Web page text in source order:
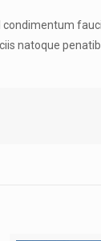
natoque